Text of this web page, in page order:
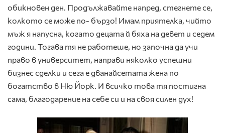
обикновен ден. Продължавайте напред, стегнете се,
колкото се може по- бързо! Имам приятелка, чийто
мъж я напусна, когато децата й бяха на девет и седем
години. Тогава тя не работеше, но започна да учи
право в университет, направи няколко успешни
бизнес сделки и сега е дванайсетата жена по
богатство в Ню Йорк. И всичко това тя постигна
сама, благодарение на себе си и на своя силен дух!